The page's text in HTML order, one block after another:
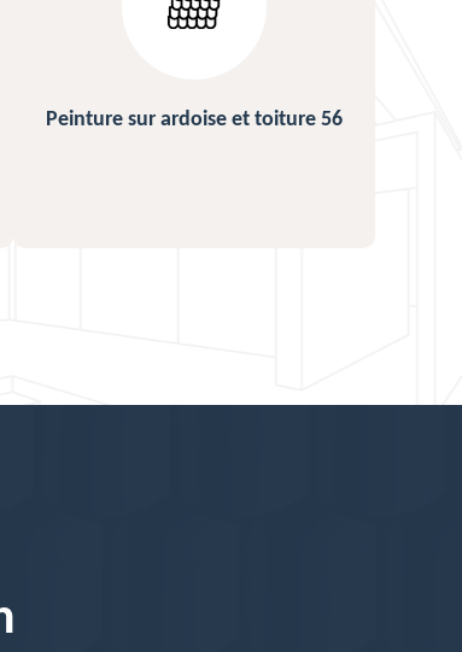
56 Urgence fuite de toiture 56